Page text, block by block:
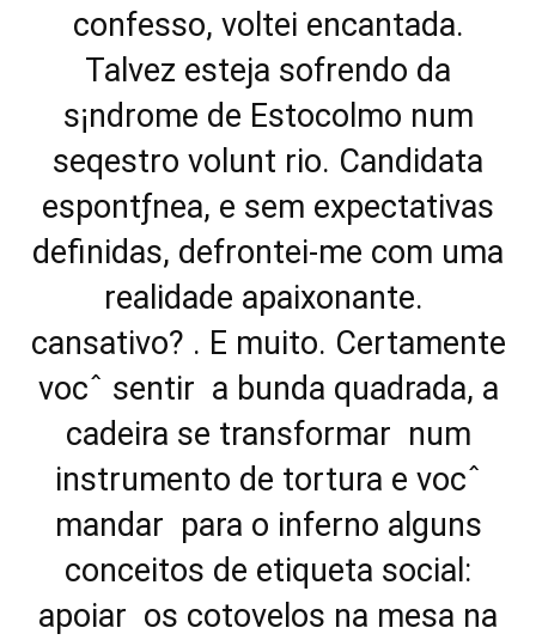
confesso, voltei encantada.
Talvez esteja sofrendo da
s¡ndrome de Estocolmo num
seqestro volunt rio. Candidata
espontƒnea, e sem expectativas
definidas, defrontei-me com uma
realidade apaixonante. 
cansativo? . E muito. Certamente
vocˆ sentir a bunda quadrada, a
cadeira se transformar num
instrumento de tortura e vocˆ
mandar para o inferno alguns
conceitos de etiqueta social:
apoiar os cotovelos na mesa na